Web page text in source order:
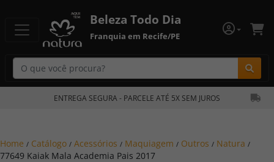
Beleza Todo Dia
Franquia em Recife/PE
ENTREGA SEGURA - PARCELE ATÉ 5X SEM JUROS
Home / Catálogo / Acessórios / Maquiagem / Outros / Natura /
77649 Kaiak Mala Academia Pais 2017